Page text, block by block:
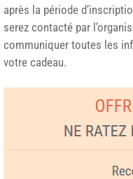
après la période
serez contacté par
communiquer toutes les
votre cadeau.